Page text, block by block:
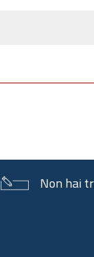
Non hai